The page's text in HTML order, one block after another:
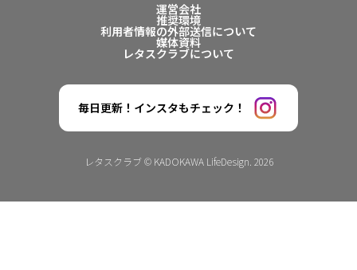
運営会社
推奨環境
利用者情報の外部送信について
媒体資料
レタスクラブについて
毎日更新！インスタもチェック！
レタスクラブ © KADOKAWA LifeDesign. 2026